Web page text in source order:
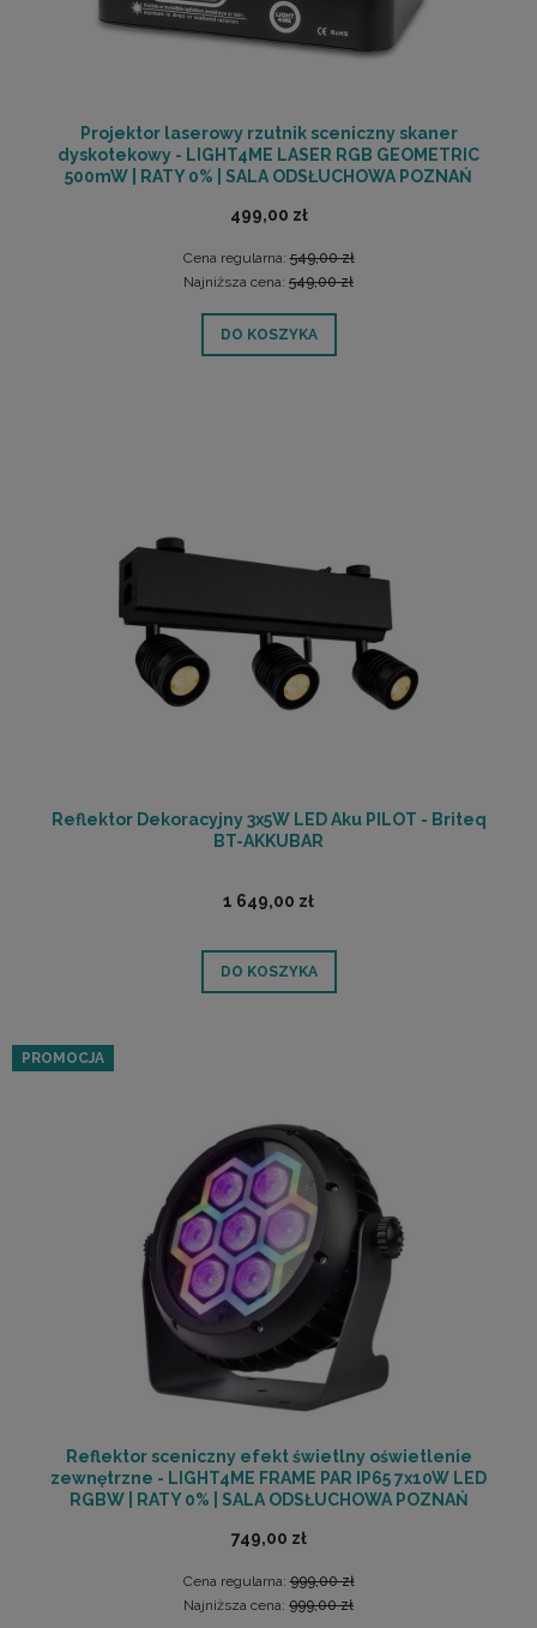
Projektor laserowy rzutnik sceniczny skaner
dyskotekowy - LIGHT4ME LASER RGB GEOMETRIC
500mW | RATY 0% | SALA ODSŁUCHOWA POZNAŃ
499,00 zł
Cena regularna:549,00 zł
Najniższa cena: 549,00 zł
DO KOSZYKA
Reflektor Dekoracyjny 3x5W LED Aku PILOT - Briteq
BT-AKKUBAR
1 649,00 zł
DO KOSZYKA
Reflektor sceniczny efekt świetlny oświetlenie
zewnętrzne - LIGHT4ME FRAME PAR IP65 7x10W LED
RGBW | RATY 0% | SALA ODSŁUCHOWA POZNAŃ
749,00 zł
Cena regularna:999,00 zł
Najniższa cena: 999,00 zł
PROMOCJA